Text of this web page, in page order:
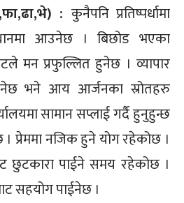
: कुनैपनि प्रतिष्पर्धामा
आउनेछ । बिछोड भएका
मन प्रफुल्लित हुनेछ । व्यापार
भने आय आर्जनका स्रोतहरु
सामान सप्लाई गर्दै हुनुहुन्छ
प्रेममा नजिक हुने योग रहेकोछ ।
छुटकारा पाईने समय रहेकोछ ।
सहयोग पाईनेछ ।